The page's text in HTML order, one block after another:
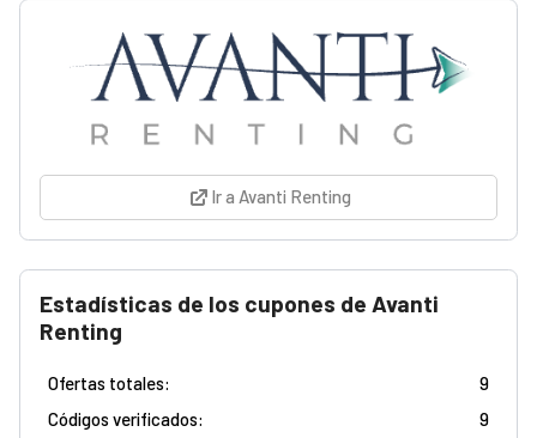
Ir a Avanti Renting
Estadísticas de los cupones de Avanti
Renting
Ofertas totales:
9
Códigos verificados:
9